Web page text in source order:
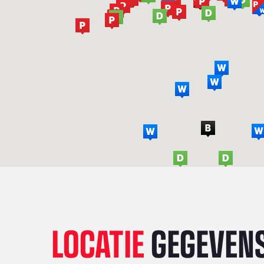
LOCATIE